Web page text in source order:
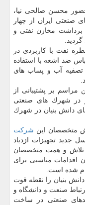
حضور محسن صالحی نیا،
صنعتی ایران از چهار
برداشت مخازن نفتی و
نفت با كاربردی در
ضد اشعه با استفاده
تصفیه آب و پساب های
بر پشتیبانی از
در شهرك های صنعتی
دانش بنیان در شهرك
متخصصان این شركت
تجهیزات ازدیاد
تلاش و همت متخصصان
اقدامات مناسبی برای
شده است.
دانش بنیان را نقطه قوت
صنعت و دانشگاه و
صنعتی در ساخت